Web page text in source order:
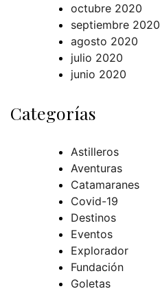
octubre 2020
septiembre 2020
agosto 2020
julio 2020
junio 2020
Categorías
Astilleros
Aventuras
Catamaranes
Covid-19
Destinos
Eventos
Explorador
Fundación
Goletas